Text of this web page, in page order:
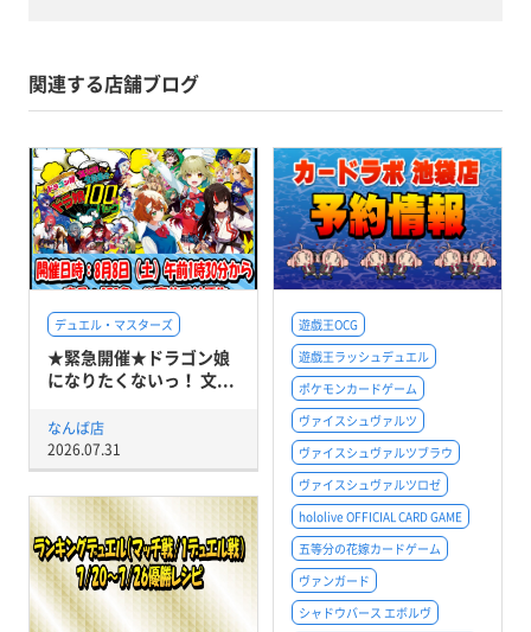
関連する店舗ブログ
デュエル・マスターズ
★緊急開催★ドラゴン娘
になりたくないっ！ 文...
なんば店
2026.07.31
遊戯王OCG
遊戯王ラッシュデュエル
ポケモンカードゲーム
ヴァイスシュヴァルツ
ヴァイスシュヴァルツブラウ
ヴァイスシュヴァルツロゼ
hololive OFFICIAL CARD GAME
五等分の花嫁カードゲーム
ヴァンガード
シャドウバース エボルヴ